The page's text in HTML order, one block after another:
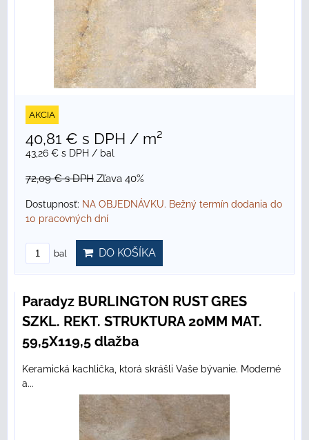
AKCIA
40,81 € s DPH / m²
43,26 € s DPH / bal
72,09 €s DPH Zľava 40%
Dostupnosť: NA OBJEDNÁVKU. Bežný termín dodania do
10 pracovných dní
bal DO KOŠÍKA
Paradyz BURLINGTON RUST GRES
SZKL. REKT. STRUKTURA 20MM MAT.
59,5X119,5 dlažba
Keramická kachlička, ktorá skrášli Vaše bývanie. Moderné
a...